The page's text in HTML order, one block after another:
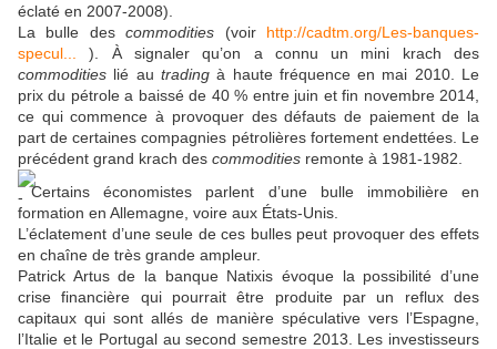
éclaté en 2007-2008).
La bulle descommodities (voir http://cadtm.org/Les-banques-
specul...
). À signaler qu’on a connu un mini krach des
commodities lié au tradingà haute fréquence en mai 2010. Le
prix du pétrole a baissé de 40 % entre juin et fin novembre 2014,
ce qui commence à provoquer des défauts de paiement de la
part de certaines compagnies pétrolières fortement endettées. Le
précédent grand krach des commodities remonte à 1981-1982.
Certains économistes parlent d’une bulle immobilière en
formation en Allemagne, voire aux États-Unis.
L’éclatement d’une seule de ces bulles peut provoquer des effets
en chaîne de très grande ampleur.
Patrick Artus de la banque Natixis évoque la possibilité d’une
crise financière qui pourrait être produite par un reflux des
capitaux qui sont allés de manière spéculative vers l’Espagne,
l’Italie et le Portugal au second semestre 2013. Les investisseurs